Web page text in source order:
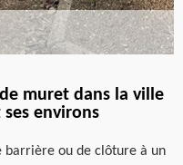
muret dans la ville
ses environs
barrière ou de clôture à un